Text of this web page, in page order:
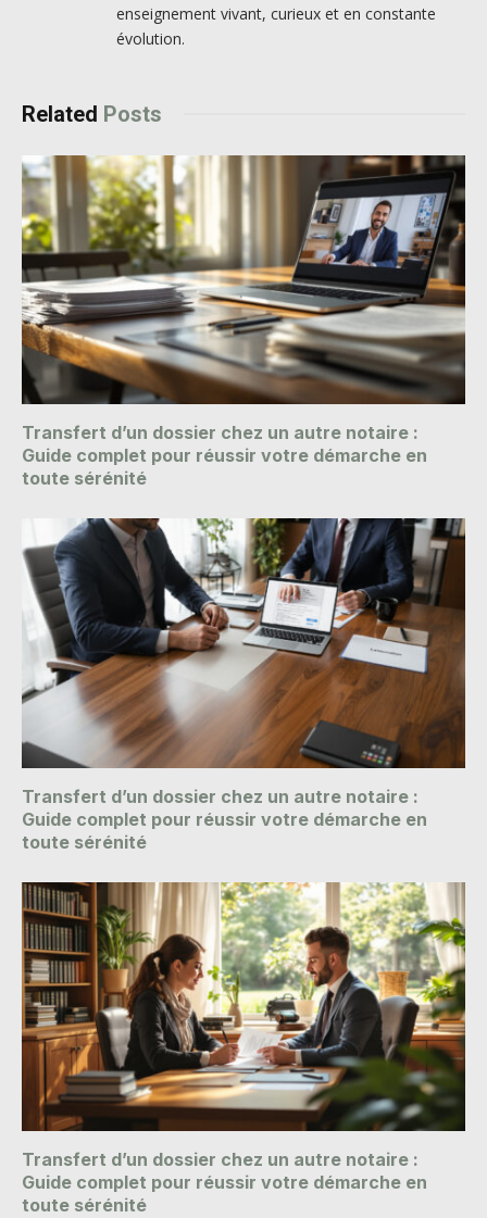
enseignement vivant, curieux et en constante
évolution.
Related Posts
Transfert d’un dossier chez un autre notaire :
Guide complet pour réussir votre démarche en
toute sérénité
Transfert d’un dossier chez un autre notaire :
Guide complet pour réussir votre démarche en
toute sérénité
Transfert d’un dossier chez un autre notaire :
Guide complet pour réussir votre démarche en
toute sérénité